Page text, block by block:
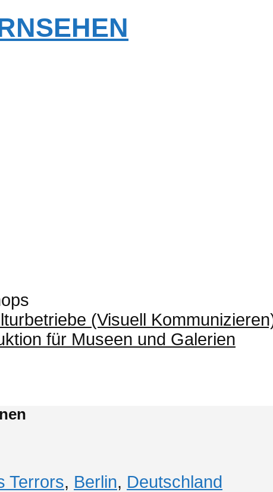
(Visuell
für Museen und Galerien
Terrors, Berlin, Deutschland